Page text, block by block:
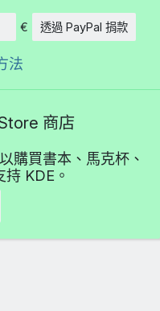
€ 透過 PayPal 捐款
法
商店
購買書本、馬克杯、
KDE。